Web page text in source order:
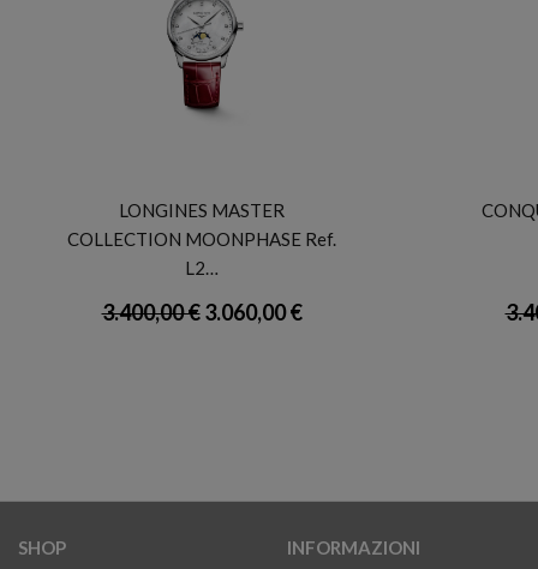
LONGINES MASTER
COLLECTION MOONPHASE Ref.
L2…
3.400,00 €3.060,00 €
SHOP INFORMAZIONI